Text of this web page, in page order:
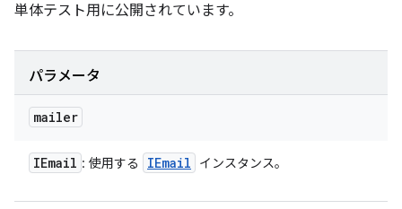
単体テスト用に公開されています。
パラメータ
mailer
IEmail : 使用する IEmail インスタンス。